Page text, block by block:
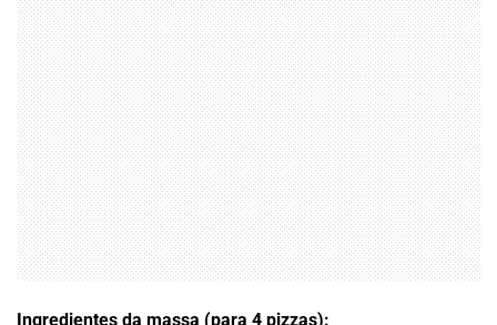
Ingredientes da massa (para 4 pizzas):